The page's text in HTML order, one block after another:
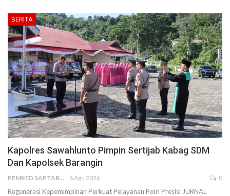
BERITA
Kapolres Sawahlunto Pimpin Sertijab Kabag SDM
Dan Kapolsek Barangin
PEMRED SAPTARIUS 6 Agu 2026 0
Regenerasi Kepemimpinan Perkuat Pelayanan Polri Presisi JURNAL